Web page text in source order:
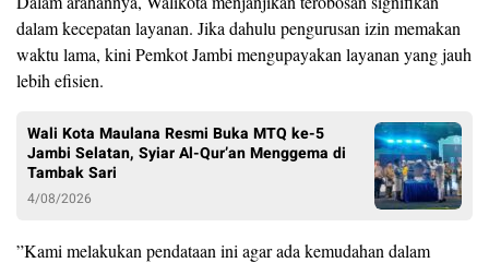
dalam kecepatan layanan. Jika dahulu pengurusan izin memakan
waktu lama, kini Pemkot Jambi mengupayakan layanan yang jauh
lebih efisien.
Wali Kota Maulana Resmi Buka MTQ ke-5
Jambi Selatan, Syiar Al-Qur’an Menggema di
Tambak Sari
4/08/2026
​”Kami melakukan pendataan ini agar ada kemudahan dalam